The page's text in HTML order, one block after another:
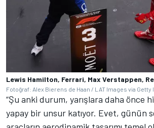
Lewis Hamilton, Ferrari, Max Verstappen,
Fotoğraf: Alex Bierens de Haan / LAT Images via Getty
“Şu anki durum, yarışlara daha önce
yapay bir unsur katıyor. Evet, günün